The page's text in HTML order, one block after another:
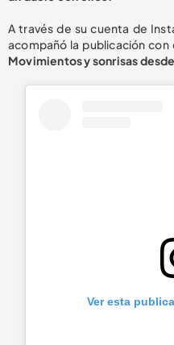
A través de su cuenta de
acompañó la publicación con
Movimientos y sonrisas
Ver esta